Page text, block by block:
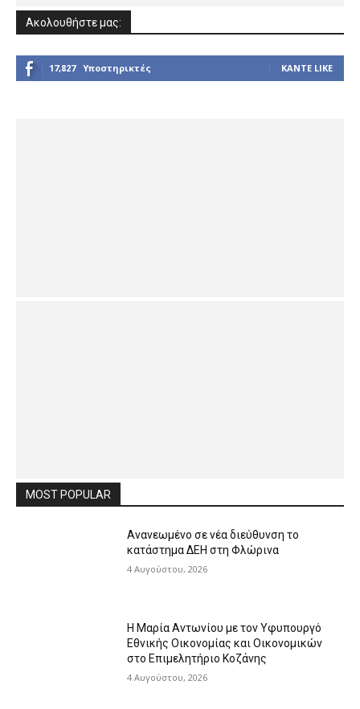
Ακολουθήστε μας:
17,827 Υποστηρικτές ΚΆΝΤΕ LIKE
MOST POPULAR
Ανανεωμένο σε νέα διεύθυνση το
κατάστημα ΔΕΗ στη Φλώρινα
4 Αυγούστου, 2026
Η Μαρία Αντωνίου με τον Υφυπουργό
Εθνικής Οικονομίας και Οικονομικών
στο Επιμελητήριο Κοζάνης
4 Αυγούστου, 2026